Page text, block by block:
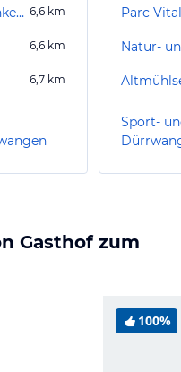
Dr.-Martin-Luther-Straße Dinkelsbühl 6,6 km
6,6 km
6,7 km
Parc Vital
Sport-
Gasthof zum
100%